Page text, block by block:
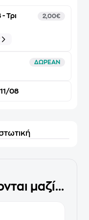
Τρι
2,00€
ΔΩΡΕΑΝ
08
μαζί...